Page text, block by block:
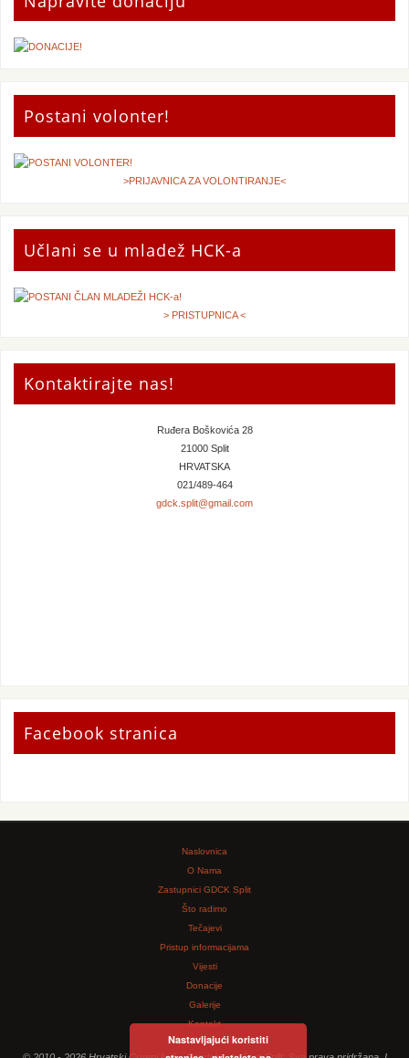
Postani volonter!
>PRIJAVNICA ZA VOLONTIRANJE<
Učlani se u mladež HCK-a
> PRISTUPNICA <
Kontaktirajte nas!
Ruđera Boškovića 28
21000 Split
HRVATSKA
021/489-464
gdck.split@gmail.com
Facebook stranica
Naslovnica
O Nama
Zastupnici GDCK Split
Što radimo
Tečajevi
Pristup informacijama
Vijesti
Donacije
Galerije
Kontakt
Nastavljajući koristiti